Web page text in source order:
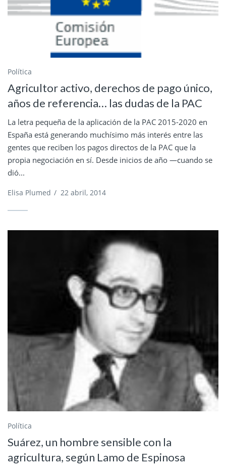
Política
Agricultor activo, derechos de pago único,
años de referencia… las dudas de la PAC
La letra pequeña de la aplicación de la PAC 2015-2020 en
España está generando muchísimo más interés entre las
gentes que reciben los pagos directos de la PAC que la
propia negociación en sí. Desde inicios de año —cuando se
dió...
Elisa Plumed / 22 abril, 2014
Política
Suárez, un hombre sensible con la
agricultura, según Lamo de Espinosa